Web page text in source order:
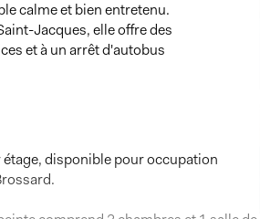
calme et bien entretenu.
Jacques, elle offre des
et à un arrêt d'autobus
disponible pour occupation